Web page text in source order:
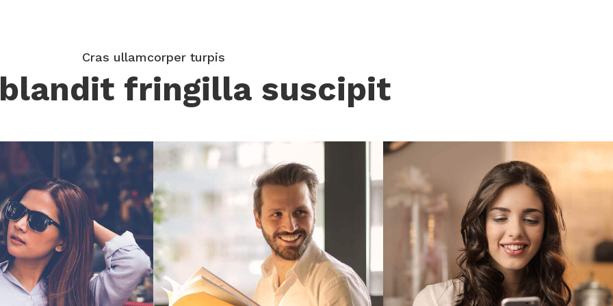
Cras ullamcorper turpis
fringilla suscipit